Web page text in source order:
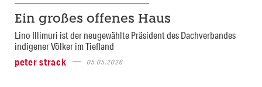
Ein großes offenes Haus
Lino Illimuri ist der neugewählte Präsident des Dachverbandes
indigener Völker im Tiefland
peter strack
05.05.2026